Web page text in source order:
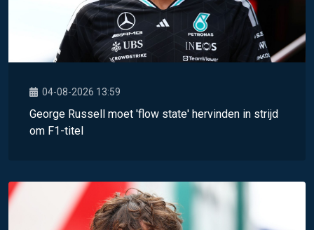
04-08-2026 13:59
George Russell moet 'flow state' hervinden in strijd
om F1-titel